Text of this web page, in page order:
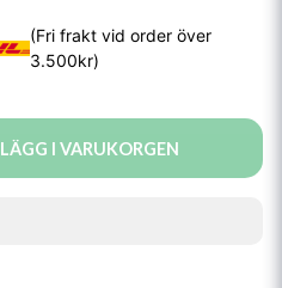
LÄGG I VARUKORGEN